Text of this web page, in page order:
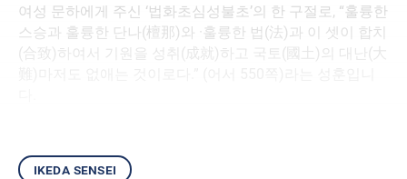
여성 문하에게 주신 ‘법화초심성불초’의 한 구절로, “훌륭한
스승과 훌륭한 단나(檀那)와 ·훌륭한 법(法)과 이 셋이 합치
(合致)하여서 기원을 성취(成就)하고 국토(國土)의 대난(大
ikeda sensei